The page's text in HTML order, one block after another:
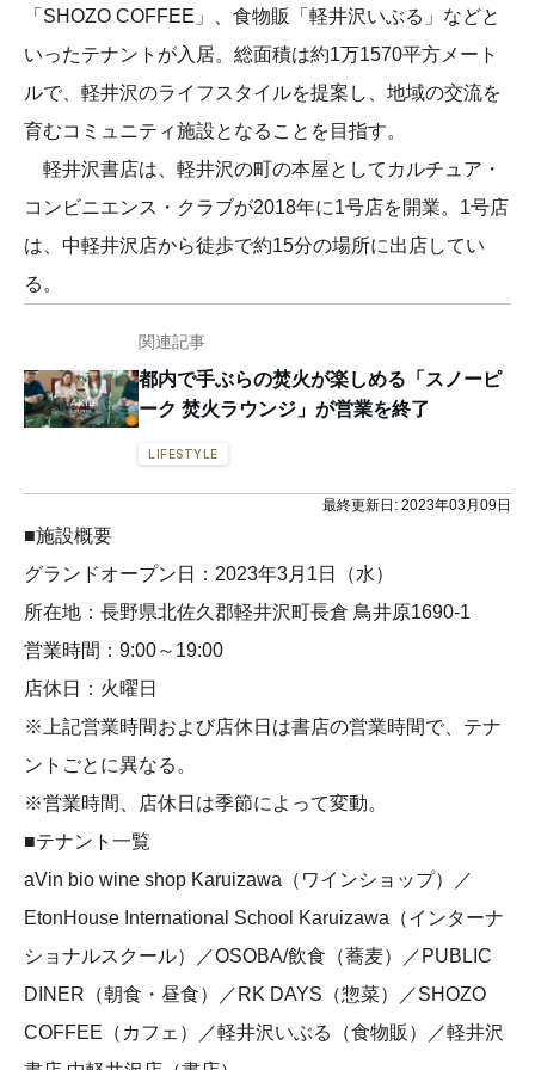
「SHOZO COFFEE」、食物販「軽井沢いぶる」などと
いったテナントが入居。総面積は約1万1570平方メート
ルで、軽井沢のライフスタイルを提案し、地域の交流を
育むコミュニティ施設となることを目指す。
軽井沢書店は、軽井沢の町の本屋としてカルチュア・
コンビニエンス・クラブが2018年に1号店を開業。1号店
は、中軽井沢店から徒歩で約15分の場所に出店してい
る。
関連記事
都内で手ぶらの焚火が楽しめる「スノーピ
ーク 焚火ラウンジ」が営業を終了
LIFESTYLE
最終更新日: 2023年03月09日
■施設概要
グランドオープン日：2023年3月1日（水）
所在地：長野県北佐久郡軽井沢町長倉 鳥井原1690-1
営業時間：9:00～19:00
店休日：火曜日
※上記営業時間および店休日は書店の営業時間で、テナ
ントごとに異なる。
※営業時間、店休日は季節によって変動。
■テナント一覧
aVin bio wine shop Karuizawa（ワインショップ）／
EtonHouse International School Karuizawa（インターナ
ショナルスクール）／OSOBA/飲食（蕎麦）／PUBLIC
DINER（朝食・昼食）／RK DAYS（惣菜）／SHOZO
COFFEE（カフェ）／軽井沢いぶる（食物販）／軽井沢